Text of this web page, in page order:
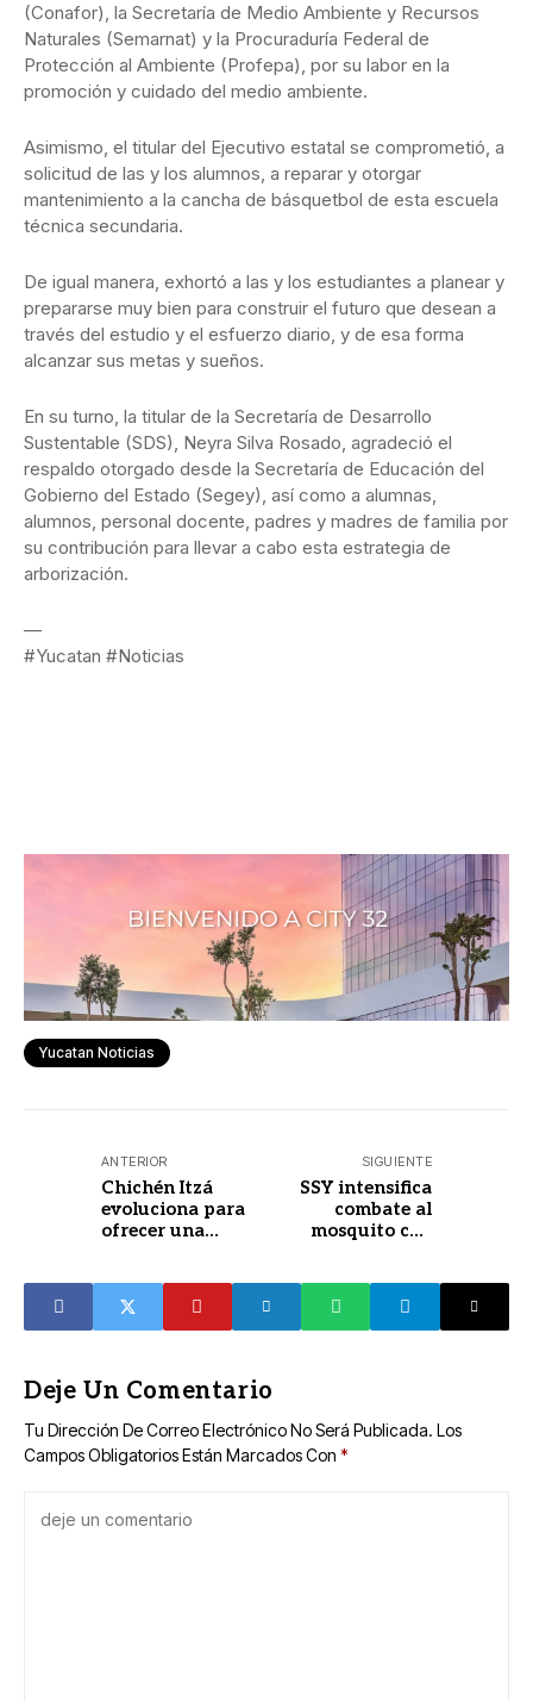
(Conafor), la Secretaría de Medio Ambiente y Recursos
Naturales (Semarnat) y la Procuraduría Federal de
Protección al Ambiente (Profepa), por su labor en la
promoción y cuidado del medio ambiente.
Asimismo, el titular del Ejecutivo estatal se comprometió, a
solicitud de las y los alumnos, a reparar y otorgar
mantenimiento a la cancha de básquetbol de esta escuela
técnica secundaria.
De igual manera, exhortó a las y los estudiantes a planear y
prepararse muy bien para construir el futuro que desean a
través del estudio y el esfuerzo diario, y de esa forma
alcanzar sus metas y sueños.
En su turno, la titular de la Secretaría de Desarrollo
Sustentable (SDS), Neyra Silva Rosado, agradeció el
respaldo otorgado desde la Secretaría de Educación del
Gobierno del Estado (Segey), así como a alumnas,
alumnos, personal docente, padres y madres de familia por
su contribución para llevar a cabo esta estrategia de
arborización.
—
#Yucatan #Noticias
Yucatan Noticias
ANTERIOR
Chichén Itzá
evoluciona para
ofrecer una
SIGUIENTE
SSY intensifica
combate al
mosquito con
Deje Un Comentario
Tu Dirección De Correo Electrónico No Será Publicada. Los
Campos Obligatorios Están Marcados Con *